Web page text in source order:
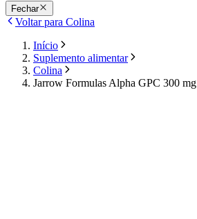
Fechar
Voltar para Colina
Início
Suplemento alimentar
Colina
Jarrow Formulas Alpha GPC 300 mg